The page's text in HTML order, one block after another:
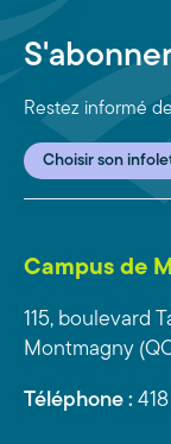
Restez informé
Choisir son
Campus de
115, boulevard
Montmagny
Téléphone :